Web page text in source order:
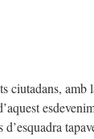
PER
MÒBIL
ciutadans,
d’esquadra